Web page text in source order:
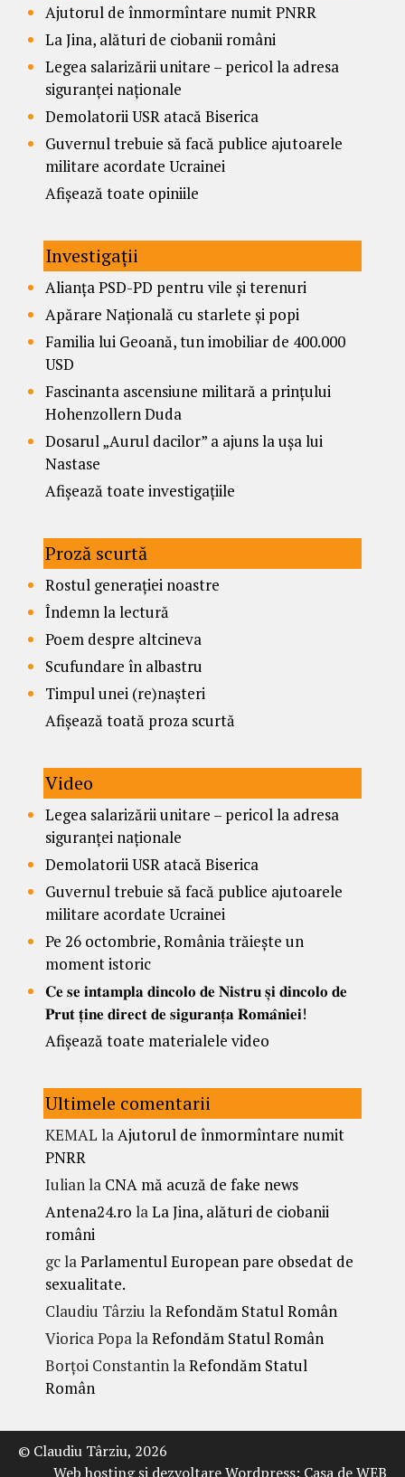
Ajutorul de înmormîntare numit PNRR
La Jina, alături de ciobanii români
Legea salarizării unitare – pericol la adresa
siguranței naționale
Demolatorii USR atacă Biserica
Guvernul trebuie să facă publice ajutoarele
militare acordate Ucrainei
Afișează toate opiniile
Investigații
Alianța PSD-PD pentru vile și terenuri
Apărare Națională cu starlete și popi
Familia lui Geoană, tun imobiliar de 400.000
USD
Fascinanta ascensiune militară a prințului
Hohenzollern Duda
Dosarul „Aurul dacilor” a ajuns la ușa lui
Nastase
Afișează toate investigațiile
Proză scurtă
Rostul generației noastre
Îndemn la lectură
Poem despre altcineva
Scufundare în albastru
Timpul unei (re)nașteri
Afișează toată proza scurtă
Video
Legea salarizării unitare – pericol la adresa
siguranței naționale
Demolatorii USR atacă Biserica
Guvernul trebuie să facă publice ajutoarele
militare acordate Ucrainei
Pe 26 octombrie, România trăiește un
moment istoric
𝐂𝐞 𝐬𝐞 𝐢𝐧𝐭𝐚𝐦𝐩𝐥𝐚 𝐝𝐢𝐧𝐜𝐨𝐥𝐨 𝐝𝐞 𝐍𝐢𝐬𝐭𝐫𝐮 𝐬̦𝐢 𝐝𝐢𝐧𝐜𝐨𝐥𝐨 𝐝𝐞
𝐏𝐫𝐮𝐭 𝐭̦𝐢𝐧𝐞 𝐝𝐢𝐫𝐞𝐜𝐭 𝐝𝐞 𝐬𝐢𝐠𝐮𝐫𝐚𝐧𝐭̦𝐚 𝐑𝐨𝐦𝐚̂𝐧𝐢𝐞𝐢!
Afișează toate materialele video
Ultimele comentarii
KEMAL laAjutorul de înmormîntare numit
PNRR
Iulianla CNA mă acuză de fake news
Antena24.ro laLa Jina, alături de ciobanii
români
gclaParlamentul European pare obsedat de
sexualitate.
Claudiu Târziu laRefondăm Statul Român
Viorica PopalaRefondăm Statul Român
Borțoi ConstantinlaRefondăm Statul
Român
© Claudiu Târziu, 2026
Web hosting şi dezvoltare Wordpress: Casa de WEB